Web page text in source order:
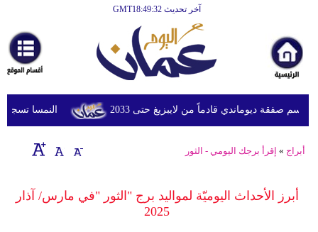
آخر تحديث GMT18:49:32
أخبارعاجلة
رياضة
ثقافة
إقتصاد
وموسيقى
النمسا تسجل أعلى صفقة ديوماندي قادماً من لايبزيغ حتى 2033
أبراج » إقرأ برجك اليومي - الثور
أبرز الأحداث اليوميّة لمواليد برج "الثور "في مارس/ آذار
2025